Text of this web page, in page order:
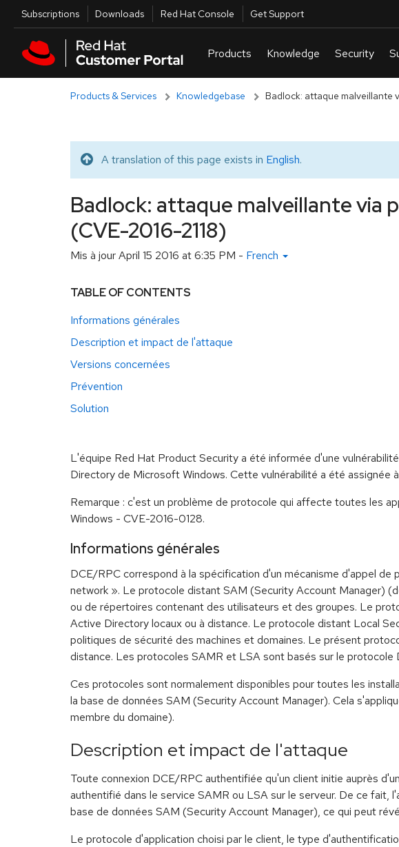
Skip to main content
Utilities
Subscriptions Downloads Red Hat Console Get Support
Products & Services Knowledgebase Badlock: attaque malveillante
Translated message
A translation of this page exists in English.
Badlock: attaque malveillante via
(CVE-2016-2118)
Mis à jourApril 15 2016 at 6:35 PM - French
TABLE OF CONTENTS
Informations générales
Description et impact de l'attaque
Versions concernées
Prévention
Solution
L'équipe Red Hat Product Security a été informée d'une
Directory de Microsoft Windows. Cette vulnérabilité a été assignée à
Remarque : c'est un problème de protocole qui affecte toutes les
Windows - CVE-2016-0128.
Informations générales
DCE/RPC correspond à la spécification d'un mécanisme d'appel
network ». Le protocole distant SAM (Security Account Manager)
ou de répertoires contenant des utilisateurs et des groupes. Le
Active Directory locaux ou à distance. Le protocole distant Local
politiques de sécurité des machines et domaines. Le présent
distance. Les protocoles SAMR et LSA sont basés sur le protocole
Ces protocoles sont normalement disponibles pour toutes les
la base de données SAM (Security Account Manager). Cela
membre du domaine).
Description et impact de l'attaque
Toute connexion DCE/RPC authentifiée qu'un client initie auprès
authentifié dans le service SAMR ou LSA sur le serveur. De ce
base de données SAM (Security Account Manager), ce qui peut
Le protocole d'application choisi par le client, le type